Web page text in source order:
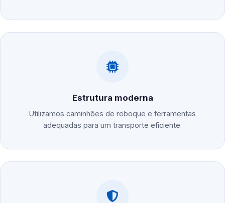
Estrutura moderna
Utilizamos caminhões de reboque e ferramentas
adequadas para um transporte eficiente.